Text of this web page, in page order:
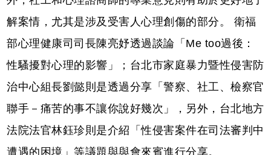
解案情，尤其是涉及受害人心理創傷的部分。 衛福
部心理健康司司長陳亮妤透過談論「Me too過後：
性騷擾對心理的影響」；台北市家庭暴力暨性侵害防
治中心組長劉懿則是透過分享「警察、社工、檢察官
聯手－痛苦的事不讓你說好幾次」，另外，台北地方
法院法官林鈺珍則是介紹「性侵害案件在司法審判中
遭遇的困境」等議題與與會來賓進行分享。